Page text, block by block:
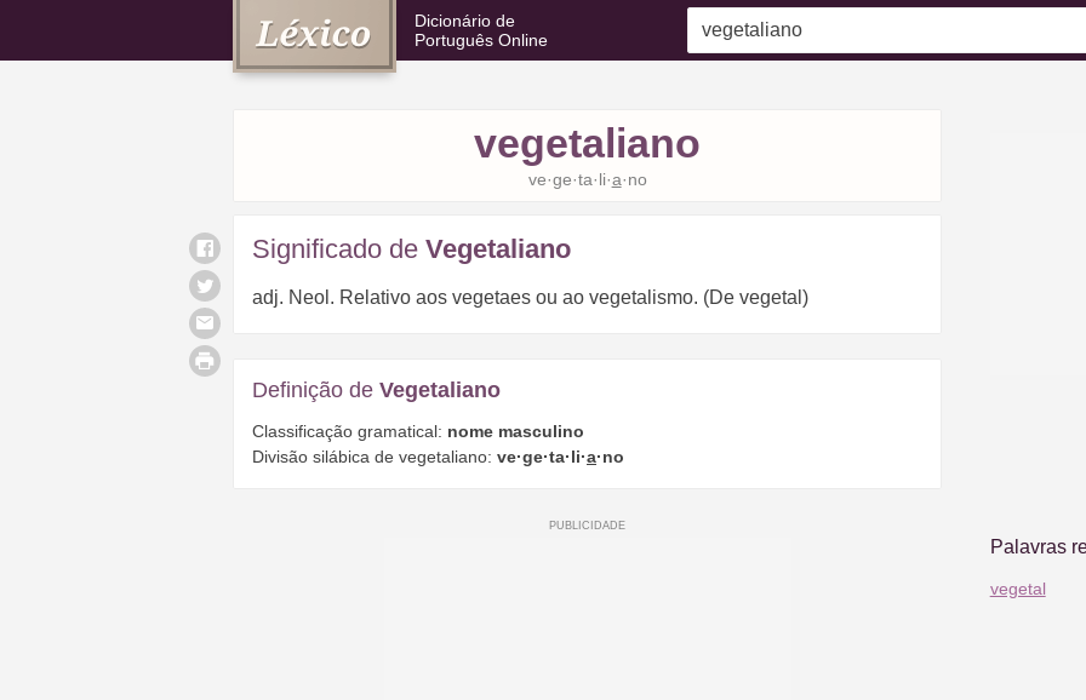
Dicionário de
Português Online
vegetaliano
ve·ge·ta·li·a·no
Significado de Vegetaliano
adj. Neol. Relativo aos vegetaes ou ao vegetalismo. (De vegetal)
Definição de Vegetaliano
Classificação gramatical: nome masculino
Divisão silábica de vegetaliano: ve·ge·ta·li·a·no
Palavras
vegetal